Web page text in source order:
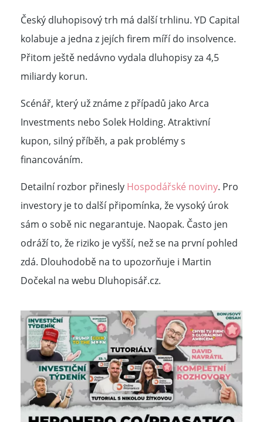
Český dluhopisový trh má další trhlinu. YD Capital
kolabuje a jedna z jejích firem míří do insolvence.
Přitom ještě nedávno vydala dluhopisy za 4,5
miliardy korun.
Scénář, který už známe z případů jako Arca
Investments nebo Solek Holding. Atraktivní
kupon, silný příběh, a pak problémy s
financováním.
Detailní rozbor přinesly Hospodářské noviny. Pro
investory je to další připomínka, že vysoký úrok
sám o sobě nic negarantuje. Naopak. Často jen
odráží to, že riziko je vyšší, než se na první pohled
zdá. Dlouhodobě na to upozorňuje i Martin
Dočekal na webu Dluhopisář.cz.